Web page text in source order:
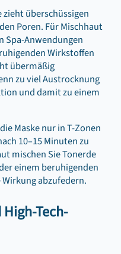
überschüssigen
Poren. Für Mischhaut
Spa-Anwendungen
Wirkstoffen
übermäßig
zu viel Austrocknung
und damit zu einem
Maske nur in T‑Zonen
10–15 Minuten zu
mischen Sie Tonerde
einem beruhigenden
abzufedern.
Tech-